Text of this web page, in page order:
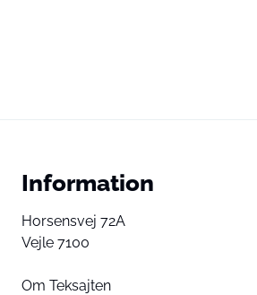
Information
Horsensvej 72A
Vejle 7100
Om Teksajten